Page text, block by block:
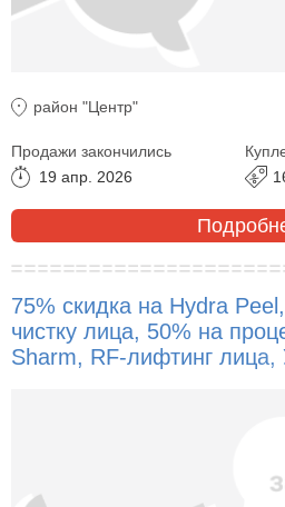
район "Центр"
Продажи закончились
19 апр. 2026
75% скидка на Hydra
чистку лица, 50% на
Sharm, RF-лифтинг лица,